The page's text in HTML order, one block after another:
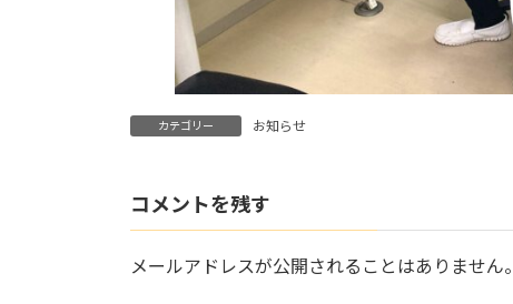
カテゴリー お知らせ
コメントを残す
メールアドレスが公開されることはありません。